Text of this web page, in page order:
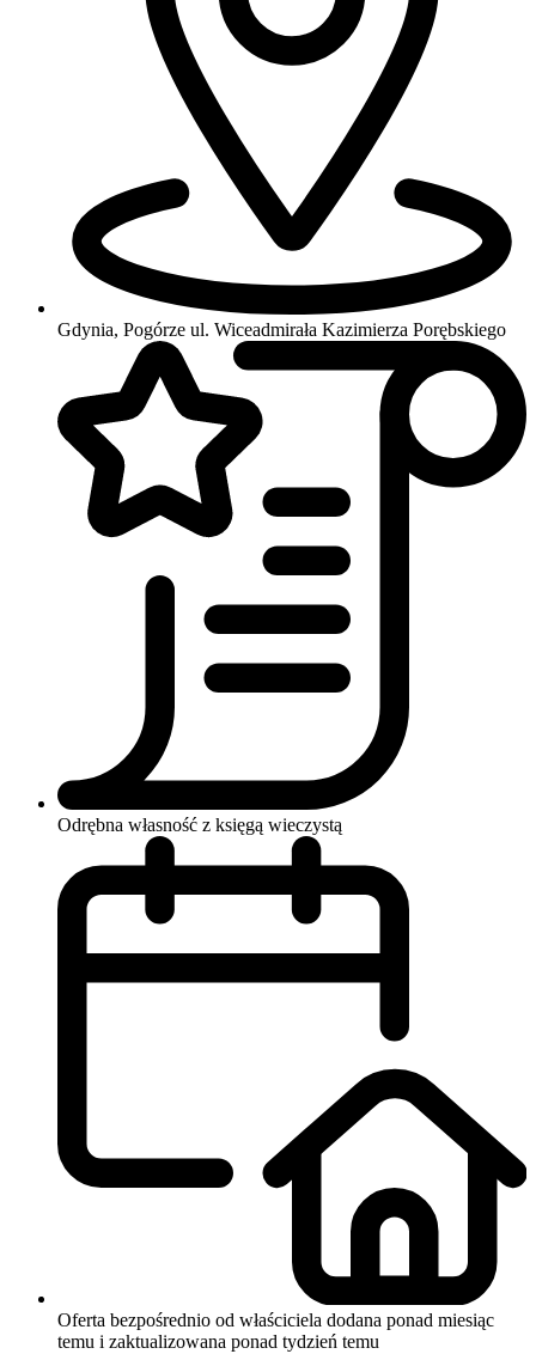
Gdynia, Pogórze ul. Wiceadmirała Kazimierza Porębskiego
Odrębna własność z księgą wieczystą
Oferta bezpośrednio od właściciela dodana ponad miesiąc
temu i zaktualizowana ponad tydzień temu